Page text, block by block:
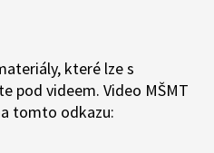
které lze s
pod videem. Video MŠMT
tomto odkazu: